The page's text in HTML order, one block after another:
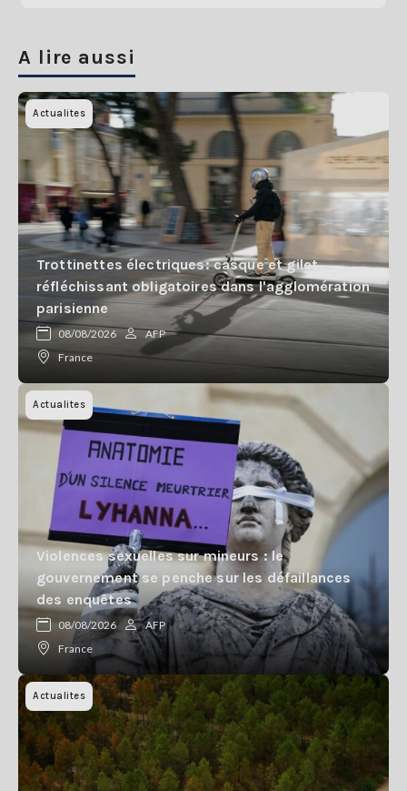
A lire aussi
Actualites
Trottinettes électriques: casque et gilet
réfléchissant obligatoires dans l'agglomération
parisienne
08/08/2026
AFP
France
Actualites
Violences sexuelles sur mineurs : le
gouvernement se penche sur les défaillances
des enquêtes
08/08/2026
AFP
France
Actualites